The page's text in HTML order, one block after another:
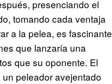
presenciando el
tomando cada ventaja
a la pelea, es fascinante
que lanzaría una
que su oponente. El
peleador avejentado